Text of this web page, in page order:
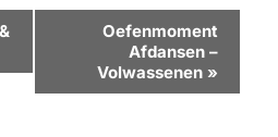
Oefenmoment
Afdansen –
Volwassenen »